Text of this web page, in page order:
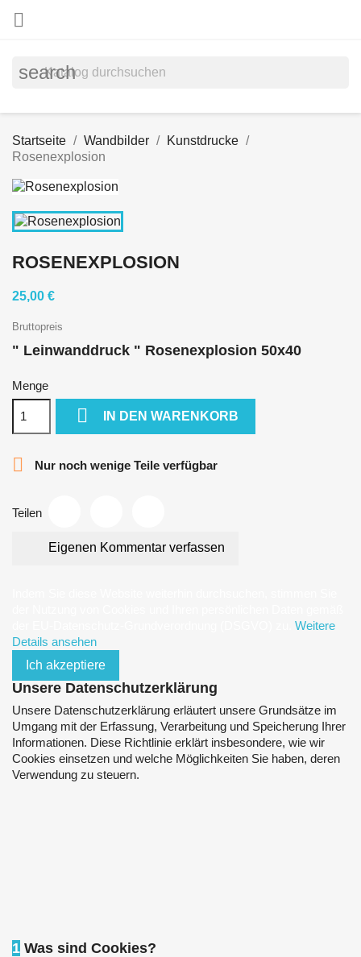

search
Startseite Wandbilder
Kunstdrucke
Rosenexplosion
ROSENEXPLOSION
25,00 €
Bruttopreis
" Leinwanddruck " Rosenexplosion 50x40
Menge
 IN DEN WARENKORB
 Nur noch wenige Teile verfügbar
Teilen
Eigenen Kommentar verfassen
Weitere
Details ansehen
Ich akzeptiere
Unsere Datenschutzerklärung
Unsere Datenschutzerklärung erläutert unsere Grundsätze im
Umgang mit der Erfassung, Verarbeitung und Speicherung Ihrer
Informationen. Diese Richtlinie erklärt insbesondere, wie wir
Cookies einsetzen und welche Möglichkeiten Sie haben, deren
Verwendung zu steuern.
1 Was sind Cookies?